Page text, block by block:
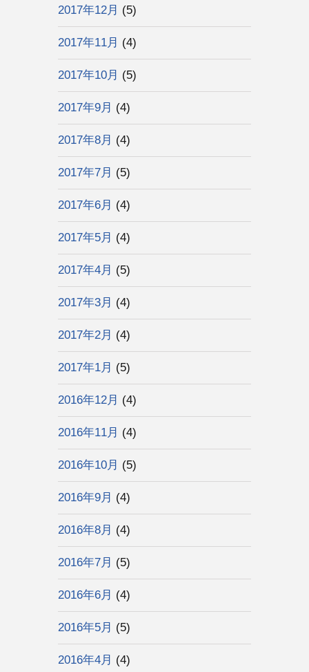
2017年12月 (5)
2017年11月 (4)
2017年10月 (5)
2017年9月 (4)
2017年8月 (4)
2017年7月 (5)
2017年6月 (4)
2017年5月 (4)
2017年4月 (5)
2017年3月 (4)
2017年2月 (4)
2017年1月 (5)
2016年12月 (4)
2016年11月 (4)
2016年10月 (5)
2016年9月 (4)
2016年8月 (4)
2016年7月 (5)
2016年6月 (4)
2016年5月 (5)
2016年4月 (4)